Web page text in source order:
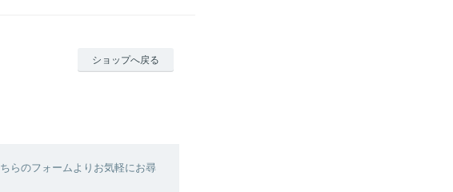
ショップへ戻る
らのフォームよりお気軽にお尋